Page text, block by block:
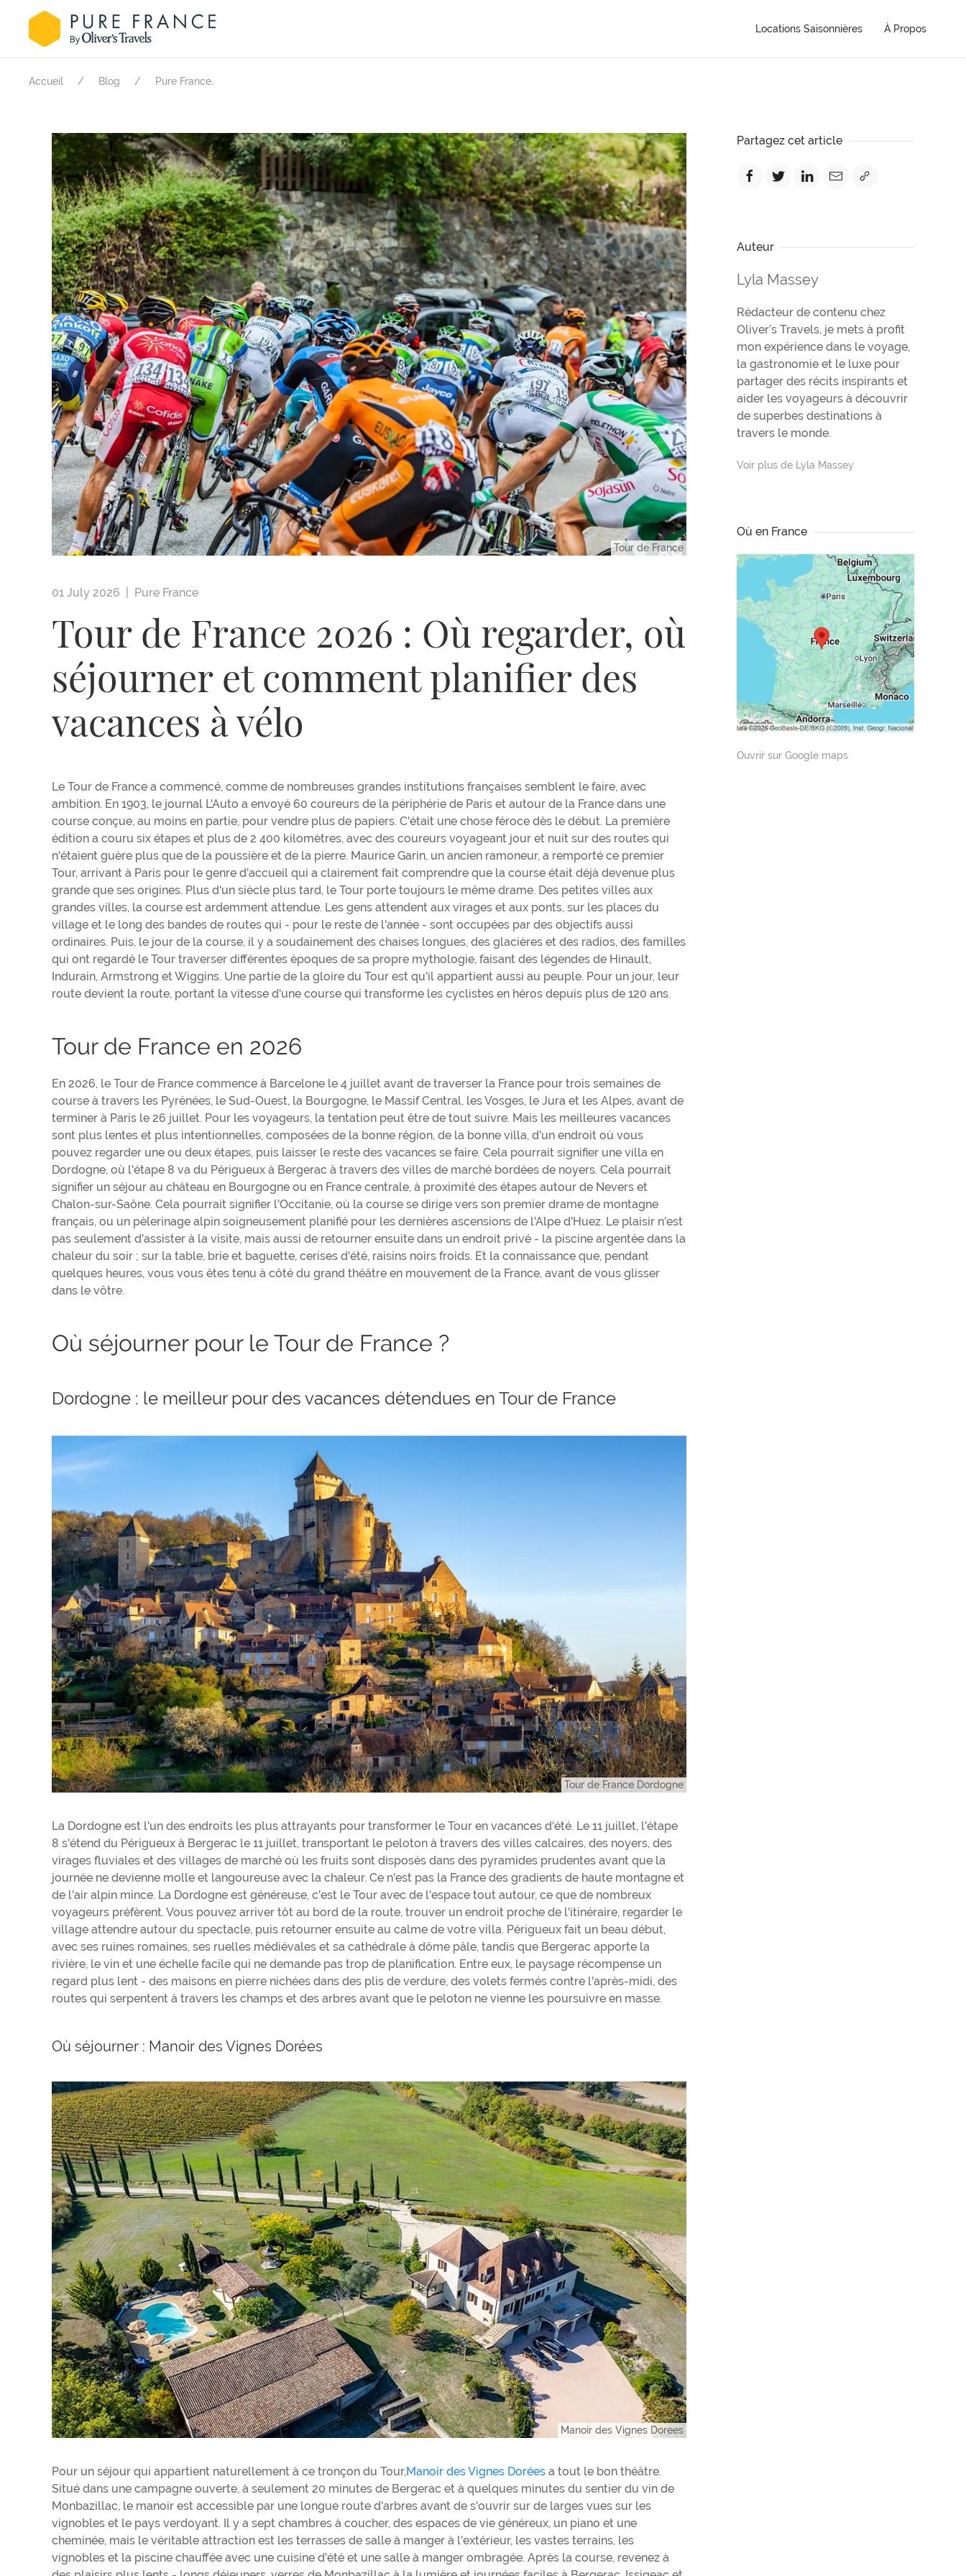
Locations Saisonnières À Propos
Accueil Blog Pure France.
Tour de France
01 July 2026 | Pure France
Tour de France 2026 : Où regarder, où
séjourner et comment planifier des
vacances à vélo
Le Tour de France a commencé, comme de nombreuses grandes institutions françaises semblent le faire, avec
ambition. En 1903, le journal L'Auto a envoyé 60 coureurs de la périphérie de Paris et autour de la France dans une
course conçue, au moins en partie, pour vendre plus de papiers. C'était une chose féroce dès le début. La première
édition a couru six étapes et plus de 2 400 kilomètres, avec des coureurs voyageant jour et nuit sur des routes qui
n'étaient guère plus que de la poussière et de la pierre. Maurice Garin, un ancien ramoneur, a remporté ce premier
Tour, arrivant à Paris pour le genre d'accueil qui a clairement fait comprendre que la course était déjà devenue plus
grande que ses origines. Plus d'un siècle plus tard, le Tour porte toujours le même drame. Des petites villes aux
grandes villes, la course est ardemment attendue. Les gens attendent aux virages et aux ponts, sur les places du
village et le long des bandes de routes qui - pour le reste de l'année - sont occupées par des objectifs aussi
ordinaires. Puis, le jour de la course, il y a soudainement des chaises longues, des glacières et des radios, des familles
qui ont regardé le Tour traverser différentes époques de sa propre mythologie, faisant des légendes de Hinault,
Indurain, Armstrong et Wiggins. Une partie de la gloire du Tour est qu'il appartient aussi au peuple. Pour un jour, leur
route devient la route, portant la vitesse d'une course qui transforme les cyclistes en héros depuis plus de 120 ans.
Tour de France en 2026
En 2026, le Tour de France commence à Barcelone le 4 juillet avant de traverser la France pour trois semaines de
course à travers les Pyrénées, le Sud-Ouest, la Bourgogne, le Massif Central, les Vosges, le Jura et les Alpes, avant de
terminer à Paris le 26 juillet. Pour les voyageurs, la tentation peut être de tout suivre. Mais les meilleures vacances
sont plus lentes et plus intentionnelles, composées de la bonne région, de la bonne villa, d'un endroit où vous
pouvez regarder une ou deux étapes, puis laisser le reste des vacances se faire. Cela pourrait signifier une villa en
Dordogne, où l'étape 8 va du Périgueux à Bergerac à travers des villes de marché bordées de noyers. Cela pourrait
signifier un séjour au château en Bourgogne ou en France centrale, à proximité des étapes autour de Nevers et
Chalon-sur-Saône. Cela pourrait signifier l'Occitanie, où la course se dirige vers son premier drame de montagne
français, ou un pèlerinage alpin soigneusement planifié pour les dernières ascensions de l'Alpe d'Huez. Le plaisir n'est
pas seulement d'assister à la visite, mais aussi de retourner ensuite dans un endroit privé - la piscine argentée dans la
chaleur du soir ; sur la table, brie et baguette, cerises d'été, raisins noirs froids. Et la connaissance que, pendant
quelques heures, vous vous êtes tenu à côté du grand théâtre en mouvement de la France, avant de vous glisser
dans le vôtre.
Où séjourner pour le Tour de France ?
Dordogne : le meilleur pour des vacances détendues en Tour de France
Tour de France Dordogne
La Dordogne est l'un des endroits les plus attrayants pour transformer le Tour en vacances d'été. Le 11 juillet, l'étape
8 s'étend du Périgueux à Bergerac le 11 juillet, transportant le peloton à travers des villes calcaires, des noyers, des
virages fluviales et des villages de marché où les fruits sont disposés dans des pyramides prudentes avant que la
journée ne devienne molle et langoureuse avec la chaleur. Ce n'est pas la France des gradients de haute montagne et
de l'air alpin mince. La Dordogne est généreuse, c'est le Tour avec de l'espace tout autour, ce que de nombreux
voyageurs préfèrent. Vous pouvez arriver tôt au bord de la route, trouver un endroit proche de l'itinéraire, regarder le
village attendre autour du spectacle, puis retourner ensuite au calme de votre villa. Périgueux fait un beau début,
avec ses ruines romaines, ses ruelles médiévales et sa cathédrale à dôme pâle, tandis que Bergerac apporte la
rivière, le vin et une échelle facile qui ne demande pas trop de planification. Entre eux, le paysage récompense un
regard plus lent - des maisons en pierre nichées dans des plis de verdure, des volets fermés contre l'après-midi, des
routes qui serpentent à travers les champs et des arbres avant que le peloton ne vienne les poursuivre en masse.
Où séjourner : Manoir des Vignes Dorées
Manoir des Vignes Dorees
Pour un séjour qui appartient naturellement à ce tronçon du Tour,Manoir des Vignes Dorées a tout le bon théâtre.
Situé dans une campagne ouverte, à seulement 20 minutes de Bergerac et à quelques minutes du sentier du vin de
Monbazillac, le manoir est accessible par une longue route d'arbres avant de s'ouvrir sur de larges vues sur les
vignobles et le pays verdoyant. Il y a sept chambres à coucher, des espaces de vie généreux, un piano et une
cheminée, mais le véritable attraction est les terrasses de salle à manger à l'extérieur, les vastes terrains, les
vignobles et la piscine chauffée avec une cuisine d'été et une salle à manger ombragée. Après la course, revenez à
Partagez cet article
Auteur
Lyla Massey
Rédacteur de contenu chez
Oliver’s Travels, je mets à profit
mon expérience dans le voyage,
la gastronomie et le luxe pour
partager des récits inspirants et
aider les voyageurs à découvrir
de superbes destinations à
travers le monde.
Voir plus de Lyla Massey
Où en France
Ouvrir sur Google maps